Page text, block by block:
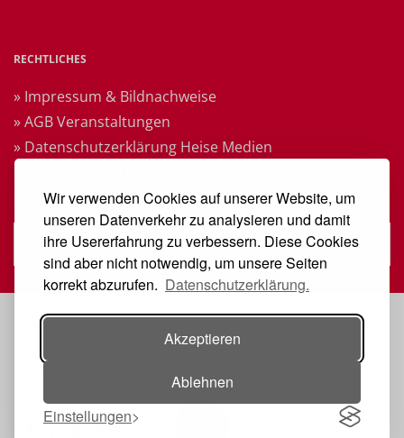
Wir verwenden Cookies auf unserer Website, um
unseren Datenverkehr zu analysieren und damit
ihre Usererfahrung zu verbessern. Diese Cookies
sind aber nicht notwendig, um unsere Seiten
korrekt abzurufen. Datenschutzerklärung.
Akzeptieren
Ablehnen
Einstellungen
RECHTLICHES
» Impressum & Bildnachweise
» AGB Veranstaltungen
» Datenschutzerklärung Heise Medien
» Datenschutzerklärung Rheinwerk Verlag
» Cookie-Einstellungen ändern
» Vertrag widerrufen
VERANSTALTER